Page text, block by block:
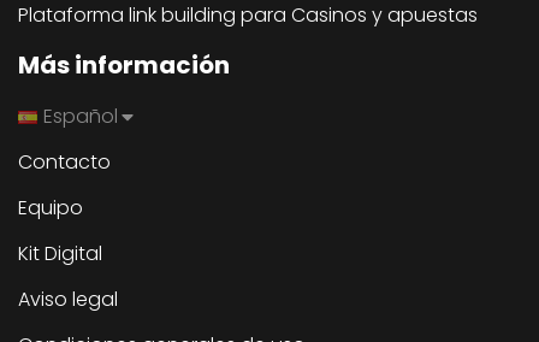
Plataforma link building para Casinos y apuestas
Más información
Español
Contacto
Equipo
Kit Digital
Aviso legal